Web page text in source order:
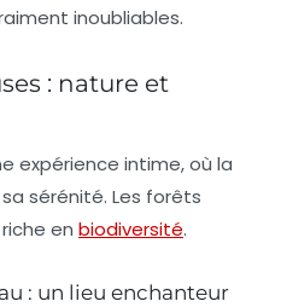
inoubliables.
: nature et
expérience intime, où la
sérénité. Les forêts
en biodiversité.
: un lieu enchanteur